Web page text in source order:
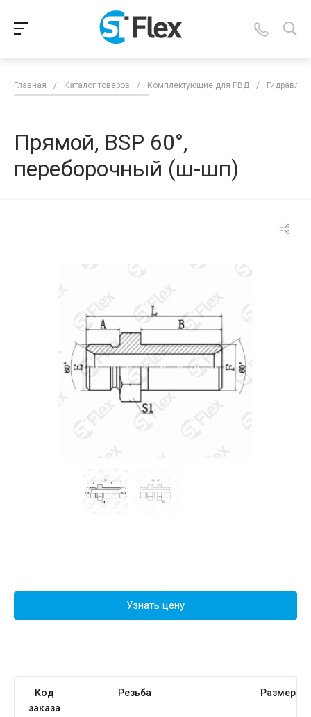
Главная / Каталог товаров / Комплектующие для РВД /
Прямой, BSP 60°,
переборочный (ш-шп)
Узнать цену
Код
заказа
Резьба Размеры